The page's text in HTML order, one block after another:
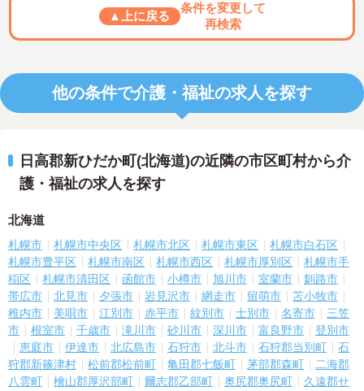
▲上に戻る
条件を変更して
再検索
他の条件で介護・福祉の求人を探す
日高郡新ひだか町(北海道)の近隣の市区町村から介
護・福祉の求人を探す
北海道
札幌市 札幌市中央区 札幌市北区 札幌市東区
札幌市白石区
札幌市豊平区
札幌市南区 札幌市西区 札幌市厚別区
札幌市手
稲区
札幌市清田区 函館市 小樽市 旭川市 室蘭市
釧路市
帯広市
北見市 夕張市 岩見沢市 網走市 留萌市
苫小牧市
稚内市
美唄市 江別市 赤平市 紋別市 士別市 名寄市
三笠
市
根室市 千歳市 滝川市 砂川市 深川市 富良野市
登別市
恵庭市
伊達市 北広島市 石狩市 北斗市 石狩郡当別町
石
狩郡新篠津村
松前郡松前町 亀田郡七飯町 茅部郡森町
二海郡
八雲町
檜山郡厚沢部町 爾志郡乙部町 奥尻郡奥尻町
久遠郡せ